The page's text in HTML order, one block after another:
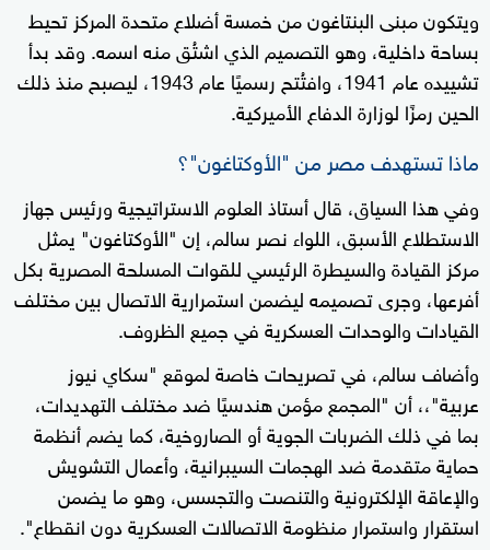
ويتكون مبنى البنتاغون من خمسة أضلاع متحدة المركز تحيط
بساحة داخلية، وهو التصميم الذي اشتُق منه اسمه. وقد بدأ
تشييده عام 1941، وافتُتح رسميًا عام 1943، ليصبح منذ ذلك
الحين رمزًا لوزارة الدفاع الأميركية.
ماذا تستهدف مصر من "الأوكتاغون"؟
وفي هذا السياق، قال أستاذ العلوم الاستراتيجية ورئيس جهاز
الاستطلاع الأسبق، اللواء نصر سالم، إن "الأوكتاغون" يمثل
مركز القيادة والسيطرة الرئيسي للقوات المسلحة المصرية بكل
أفرعها، وجرى تصميمه ليضمن استمرارية الاتصال بين مختلف
القيادات والوحدات العسكرية في جميع الظروف.
وأضاف سالم، في تصريحات خاصة لموقع "سكاي نيوز
عربية"،، أن "المجمع مؤمن هندسيًا ضد مختلف التهديدات،
بما في ذلك الضربات الجوية أو الصاروخية، كما يضم أنظمة
حماية متقدمة ضد الهجمات السيبرانية، وأعمال التشويش
والإعاقة الإلكترونية والتنصت والتجسس، وهو ما يضمن
استقرار واستمرار منظومة الاتصالات العسكرية دون انقطاع".